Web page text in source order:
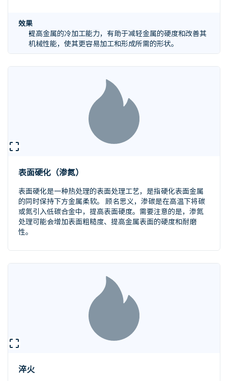
效果
提高金属的冷加工能力，有助于减轻金属的硬度和改善其
机械性能，使其更容易加工和形成所需的形状。
表面硬化（渗氮）
表面硬化是一种热处理的表面处理工艺，是指硬化表面金属
的同时保持下方金属柔软。 顾名思义，渗碳是在高温下将碳
或氮引入低碳合金中，提高表面硬度。需要注意的是，渗氮
处理可能会增加表面粗糙度、提高金属表面的硬度和耐磨
性。
淬火